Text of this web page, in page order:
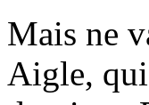
Mais ne
Aigle, qui